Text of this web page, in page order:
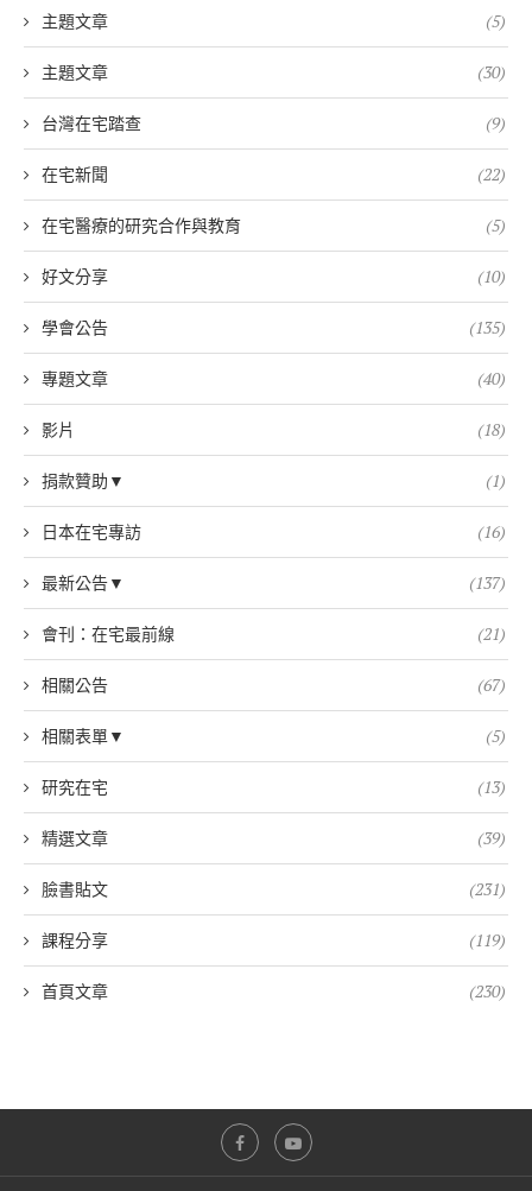
主題文章 (5)
主題文章 (30)
台灣在宅踏查 (9)
在宅新聞 (22)
在宅醫療的研究合作與教育 (5)
好文分享 (10)
學會公告 (135)
專題文章 (40)
影片 (18)
捐款贊助▼ (1)
日本在宅專訪 (16)
最新公告▼ (137)
會刊：在宅最前線 (21)
相關公告 (67)
相關表單▼ (5)
研究在宅 (13)
精選文章 (39)
臉書貼文 (231)
課程分享 (119)
首頁文章 (230)